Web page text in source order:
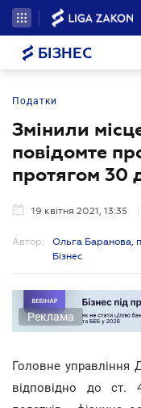
БІЗНЕС
Податки
Змінили
повідомте
протягом 30
19 квітня 2021, 13:35
Автор:
Ольга Баранова,
Бізнес
Реклама
Головне управління
відповідно до ст.